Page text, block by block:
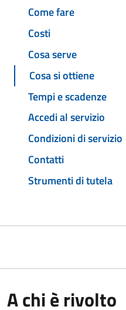
Come fare
Costi
Cosa serve
Cosa si ottiene
Tempi e scadenze
Accedi al servizio
Condizioni di servizio
Contatti
Strumenti di tutela
A chi è rivolto